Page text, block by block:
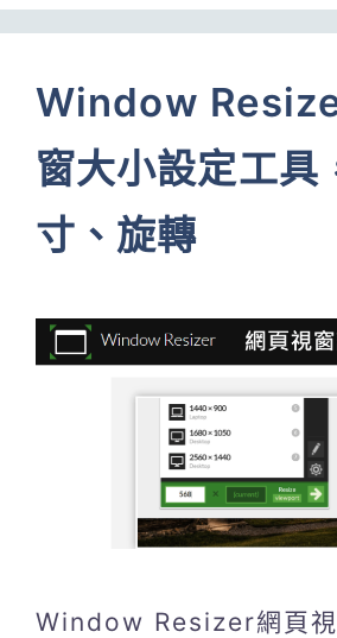
Window
窗大小設定工具
寸、旋轉
Window Resizer網頁視